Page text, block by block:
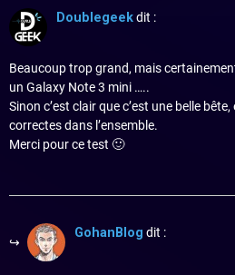
Doublegeekdit :
Beaucoup trop grand, mais
un Galaxy Note 3 mini …..
Sinon c’est clair que c’est une belle
correctes dans l’ensemble.
Merci pour ce test 🙂
GohanBlog dit :